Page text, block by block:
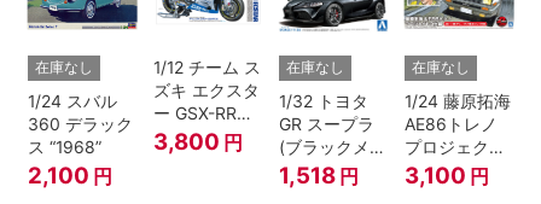
在庫なし
1/24 スバル
360 デラック
ス “1968”
2,100 円
1/12 チーム ス
ズキ エクスタ
ー GSX-RR
'20
3,800 円
在庫なし
1/32 トヨタ
GR スープラ
(ブラックメタ
リック)
1,518 円
在庫なし
1/24 藤原拓海
AE86トレノ
プロジェクト
D仕様『頭文
字D』
3,100 円